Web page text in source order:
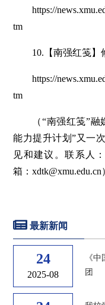
https://
tm
10.【南强红笺】
https://
tm
（“南强红笺”
能力提升计划”又一
见和建议。联系人
箱：xdtk@xmu.edu.cn
最新新闻
24
2025-08
《
团